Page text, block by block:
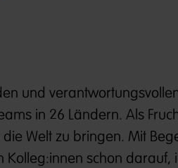
und
in 26 Ländern. Als
Welt zu bringen. Mit
schon darauf,